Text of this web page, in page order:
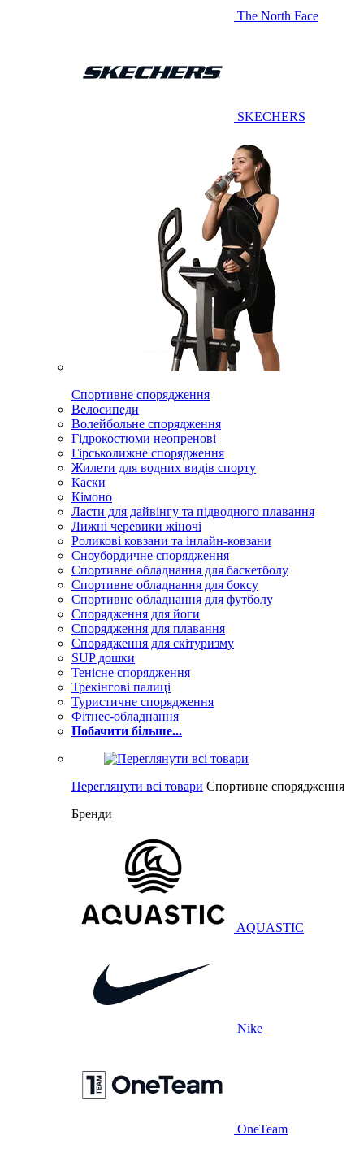
The North Face
SKECHERS
Спортивне спорядження
Велосипеди
Волейбольне спорядження
Гідрокостюми неопренові
Гірськолижне спорядження
Жилети для водних видів спорту
Каски
Кімоно
Ласти для дайвінгу та підводного плавання
Лижні черевики жіночі
Роликові ковзани та інлайн-ковзани
Сноубордичне спорядження
Спортивне обладнання для баскетболу
Спортивне обладнання для боксу
Спортивне обладнання для футболу
Спорядження для йоги
Спорядження для плавання
Спорядження для скітуризму
SUP дошки
Тенісне спорядження
Трекінгові палиці
Туристичне спорядження
Фітнес-обладнання
Побачити більше...
Переглянути всі товари Спортивне спорядження
Бренди
AQUASTIC
Nike
OneTeam